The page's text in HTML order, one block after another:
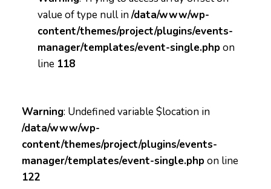
value of type null in/data/www/wp-
content/themes/project/plugins/events-
manager/templates/event-single.phpon
line 118
Warning: Undefined variable $location in
/data/www/wp-
content/themes/project/plugins/events-
manager/templates/event-single.phpon line
122